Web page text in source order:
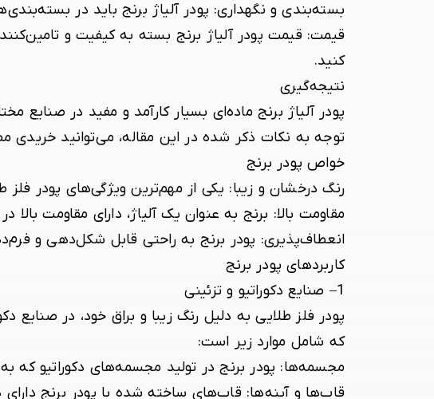
بسته‌بندی و نگهداری: پودر آلیاژ برنج باید در
قیمت: قیمت پودر آلیاژ برنج بسته به کیفیت و
کنید.
نتیجه‌گیری
پودر آلیاژ برنج ماده‌ای بسیار کارآمد و مفید در
توجه به نکات ذکر شده در این مقاله، می‌توانید خریدی
خواص پودر برنج
رنگ درخشان و زیبا: یکی از مهم‌ترین ویژگی‌های پودر
مقاومت بالا: برنج به عنوان یک آلیاژ، دارای مقاومت
انعطاف‌پذیری: پودر برنج به راحتی قابل شکل‌دهی و
کاربردهای پودر برنج
1
– صنایع دکوراتیو و تزئینی
پودر فلز طلایی به دلیل رنگ زیبا و براق خود، در
که شامل موارد زیر است:
مجسمه‌ها: پودر برنجدر تولید مجسمه‌های دکوراتیو که
قاب‌ها و آینه‌ها: قاب‌های ساخته شده با پودر برنج